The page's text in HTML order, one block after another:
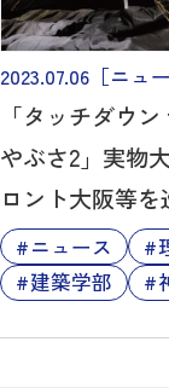
2023.07.06 ［ニュ
「タッチダウ
やぶさ2」実物
ロント大阪等を
ニュース
建築学部